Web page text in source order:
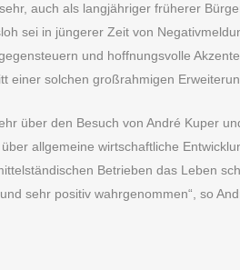
auch als langjähriger früherer
sei in jüngerer Zeit von
und hoffnungsvolle
einer solchen großrahmigen
über den Besuch von André Kuper
allgemeine wirtschaftliche
Betrieben das Leben
sehr positiv wahrgenommen“, so